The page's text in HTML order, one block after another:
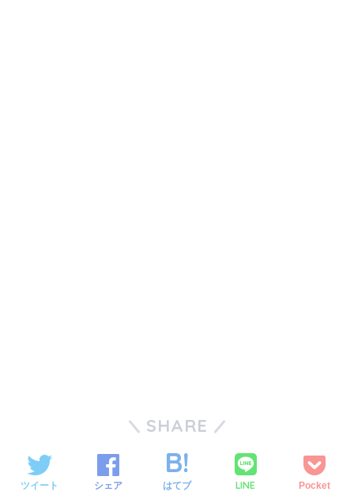
SHARE
ツイート シェア はてブ LINE Pocket